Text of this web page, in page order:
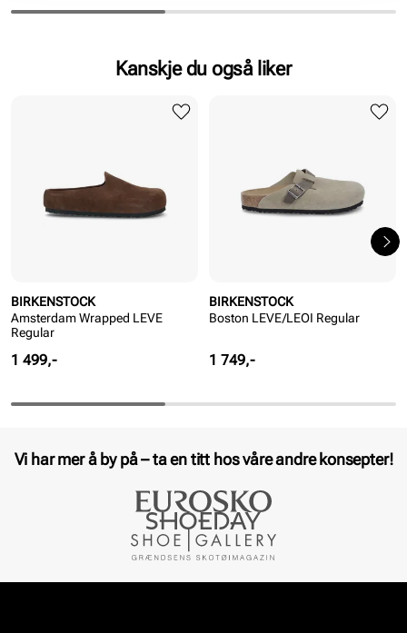
Pris
Pris
Kanskje du også liker
BIRKENSTOCK
Amsterdam Wrapped LEVE
Regular
Pris
1 499,-
BIRKENSTOCK
Boston LEVE/LEOI Regular
Pris
1 749,-
Vi har mer å by på – ta en titt hos våre andre konsepter!